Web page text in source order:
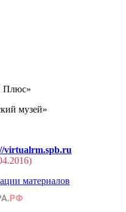
Плюс»
музей»
virtualrm.spb.ru
материалов